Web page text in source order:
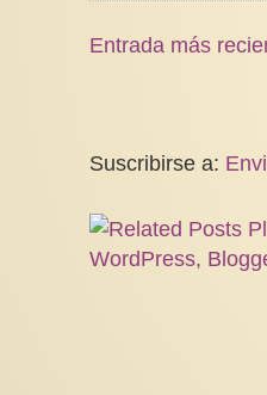
Entrada más
Suscribirse a: